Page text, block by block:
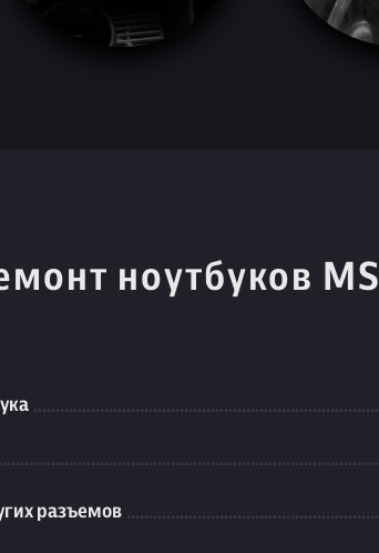
ноутбуков MSI
разъемов